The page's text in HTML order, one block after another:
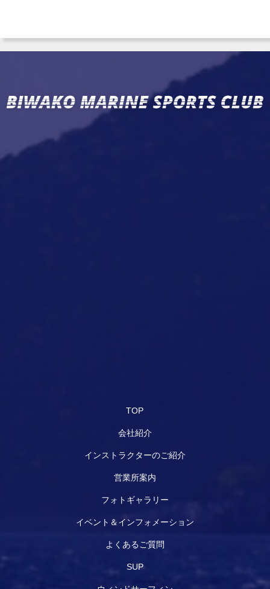
TOP
会社紹介
インストラクターのご紹介
営業所案内
フォトギャラリー
イベント＆インフォメーション
よくあるご質問
SUP